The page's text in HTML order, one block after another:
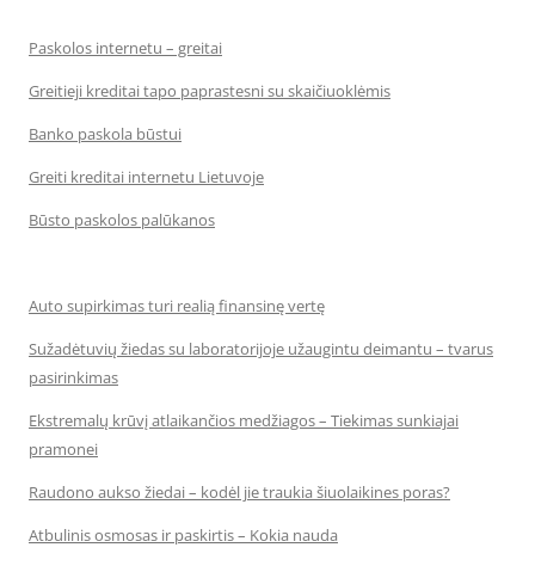
Paskolos internetu – greitai
Greitieji kreditai tapo paprastesni su skaičiuoklėmis
Banko paskola būstui
Greiti kreditai internetu Lietuvoje
Būsto paskolos palūkanos
Auto supirkimas turi realią finansinę vertę
Sužadėtuvių žiedas su laboratorijoje užaugintu deimantu – tvarus
pasirinkimas
Ekstremalų krūvį atlaikančios medžiagos – Tiekimas sunkiajai
pramonei
Raudono aukso žiedai – kodėl jie traukia šiuolaikines poras?
Atbulinis osmosas ir paskirtis – Kokia nauda